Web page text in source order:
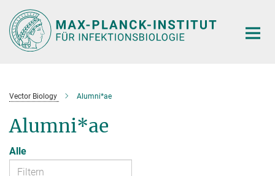
Hauptinhalt
Vector Biology Alumni*ae
Alumni*ae
Alle